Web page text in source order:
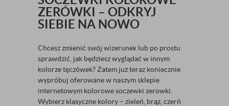
ZERÓWKI – ODKRYJ
SIEBIE NA NOWO
Chcesz zmienić swój wizerunek lub po prostu
sprawdzić, jak będziesz wyglądać w innym
kolorze tęczówek? Zatem już teraz koniecznie
wypróbuj oferowane w naszym sklepie
internetowym kolorowe soczewki zerowki.
Wybierz klasyczne kolory – zieleń, brąz, czerń